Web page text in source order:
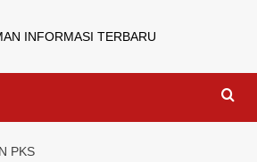
INFORMASI TERBARU
PKS